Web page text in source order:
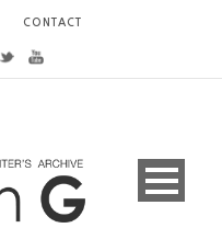
CONTACT